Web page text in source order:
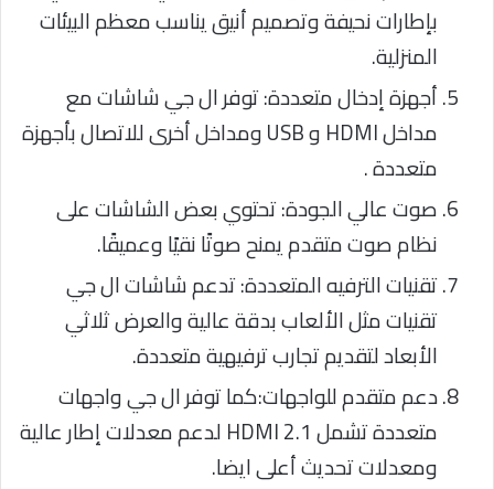
بإطارات نحيفة وتصميم أنيق يناسب معظم البيئات
المنزلية.
أجهزة إدخال متعددة: توفر ال جي شاشات مع
مداخل HDMI و USB ومداخل أخرى للاتصال بأجهزة
متعددة .
صوت عالي الجودة: تحتوي بعض الشاشات على
نظام صوت متقدم يمنح صوتًا نقيًا وعميقًا.
تقنيات الترفيه المتعددة: تدعم شاشات ال جي
تقنيات مثل الألعاب بدقة عالية والعرض ثلاثي
الأبعاد لتقديم تجارب ترفيهية متعددة.
دعم متقدم للواجهات:كما توفر ال جي واجهات
متعددة تشمل HDMI 2.1 لدعم معدلات إطار عالية
ومعدلات تحديث أعلى ايضا.